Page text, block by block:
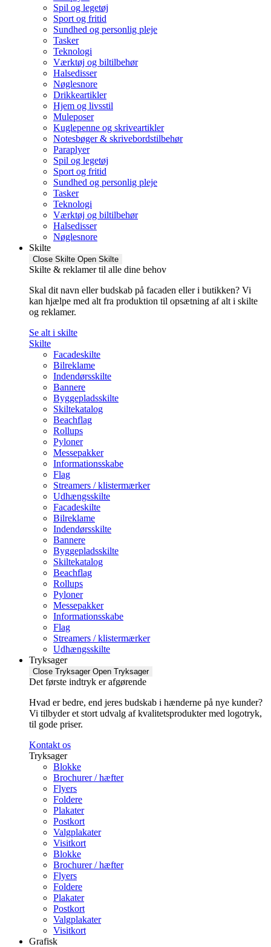
Spil og legetøj
Sport og fritid
Sundhed og personlig pleje
Tasker
Teknologi
Værktøj og biltilbehør
Halsedisser
Nøglesnore
Drikkeartikler
Hjem og livsstil
Muleposer
Kuglepenne og skriveartikler
Notesbøger & skrivebordstilbehør
Paraplyer
Spil og legetøj
Sport og fritid
Sundhed og personlig pleje
Tasker
Teknologi
Værktøj og biltilbehør
Halsedisser
Nøglesnore
Skilte
Close Skilte Open Skilte
Skilte & reklamer til alle dine behov
Skal dit navn eller budskab på facaden eller i butikken? Vi
kan hjælpe med alt fra produktion til opsætning af alt i skilte
og reklamer.
Se alt i skilte
Skilte
Facadeskilte
Bilreklame
Indendørsskilte
Bannere
Byggepladsskilte
Skiltekatalog
Beachflag
Rollups
Pyloner
Messepakker
Informationsskabe
Flag
Streamers / klistermærker
Udhængsskilte
Facadeskilte
Bilreklame
Indendørsskilte
Bannere
Byggepladsskilte
Skiltekatalog
Beachflag
Rollups
Pyloner
Messepakker
Informationsskabe
Flag
Streamers / klistermærker
Udhængsskilte
Tryksager
Close Tryksager Open Tryksager
Det første indtryk er afgørende
Hvad er bedre, end jeres budskab i hænderne på nye kunder?
Vi tilbyder et stort udvalg af kvalitetsprodukter med logotryk,
til gode priser.
Kontakt os
Tryksager
Blokke
Brochurer / hæfter
Flyers
Foldere
Plakater
Postkort
Valgplakater
Visitkort
Blokke
Brochurer / hæfter
Flyers
Foldere
Plakater
Postkort
Valgplakater
Visitkort
Grafisk